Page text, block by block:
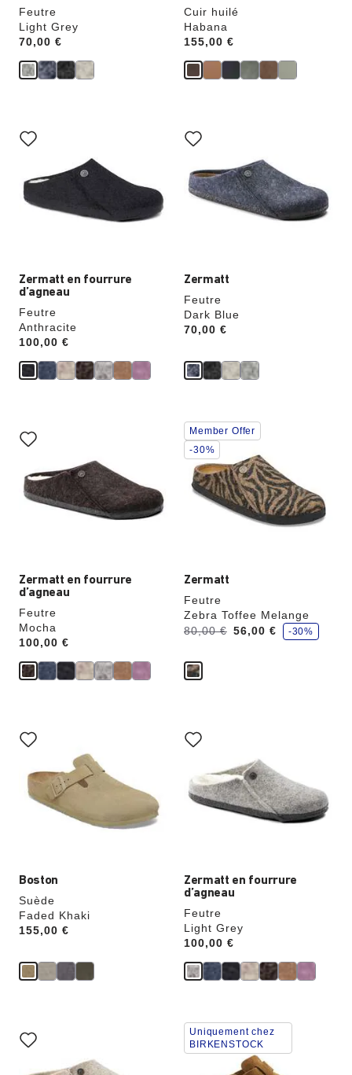
Feutre
Light Grey
Price:
70,00 €
Cuir huilé
Habana
Price:
155,00 €
Zermatt en fourrure
d’agneau
Feutre
Anthracite
Price:
100,00 €
sur
les
échantillons
de
couleurs
modifiera
Zermatt
Feutre
Dark Blue
Price:
70,00 €
sur
les
échantillons
de
couleurs
modifiera
Zermatt en fourrure
d’agneau
Feutre
Mocha
Price:
100,00 €
sur
les
échantillons
de
couleurs
modifiera
Zermatt
Feutre
Zebra Toffee Melange
Avant:
80,00 €
à 56,00 €
é
c
o
m
-30%
Cliquer
sur
les
échantillons
couleurs
modifiera
Member Offer
-30%
Boston
Suède
Faded Khaki
Price:
155,00 €
sur
les
échantillons
couleurs
modifiera
Zermatt en fourrure
d’agneau
Feutre
Light Grey
Price:
100,00 €
sur
les
échantillons
de
couleurs
modifiera
sur
les
échantillons
Cliquer
sur
les
échantillons
Uniquement chez
BIRKENSTOCK